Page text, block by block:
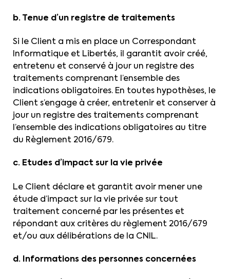
b. Tenue d’un registre de traitements
Si le Client a mis en place un Correspondant
Informatique et Libertés, il garantit avoir créé,
entretenu et conservé à jour un registre des
traitements comprenant l’ensemble des
indications obligatoires. En toutes hypothèses, le
Client s’engage à créer, entretenir et conserver à
jour un registre des traitements comprenant
l’ensemble des indications obligatoires au titre
du Règlement 2016/679.
c. Etudes d’impact sur la vie privée
Le Client déclare et garantit avoir mener une
étude d’impact sur la vie privée sur tout
traitement concerné par les présentes et
répondant aux critères du règlement 2016/679
et/ou aux délibérations de la CNIL.
d. Informations des personnes concernées